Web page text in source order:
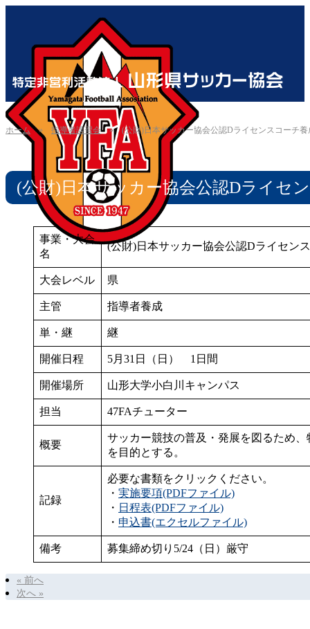
ホーム» 指導者講習会»(公財)日本サッカー協会公認Dライセンスコーチ
(公財)日本サッカー協会公認Dライセ
事業・大会
名
(公財)日本サッカー協会公認Dライセン
大会レベル 県
主管 指導者養成
単・継 継
開催日程 5月31日（日） 1日間
開催場所 山形大学小白川キャンパス
担当 47FAチューター
概要
サッカー競技の普及・発展を図るため
を目的とする。
記録
必要な書類をクリックください。
・ 実施要項(PDFファイル)
・ 日程表(PDFファイル)
・ 申込書(エクセルファイル)
備考 募集締め切り5/24（日）厳守
« 前へ
次へ »